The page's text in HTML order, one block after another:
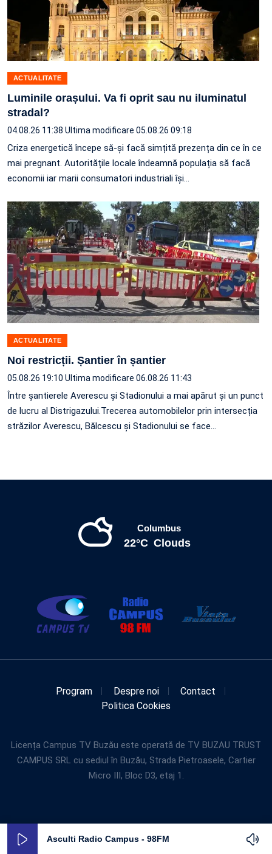
ACTUALITATE
Luminile orașului. Va fi oprit sau nu iluminatul
stradal?
04.08.26 11:38 Ultima modificare 05.08.26 09:18
Criza energetică începe să-și facă simțită prezența din ce în ce
mai pregnant. Autoritățile locale îndeamnă populația să facă
economii iar marii consumatori industriali își…
ACTUALITATE
Noi restricții. Șantier în șantier
05.08.26 19:10 Ultima modificare 06.08.26 11:43
Între șantierele Averescu și Stadionului a mai apărut și un punct
de lucru al Distrigazului.Trecerea automobilelor prin intersecția
străzilor Averescu, Bălcescu și Stadionului se face…
Columbus
22°C Clouds
Program Despre noi
Contact
Politica Cookies
Licența Campus TV Buzău este operată de TV BUZAU TRUST
CAMPUS SRL cu sediul în Buzău, Strada Pietroasele, Cartier
Micro III, Bloc D3, etaj 1.
Asculti Radio Campus - 98FM